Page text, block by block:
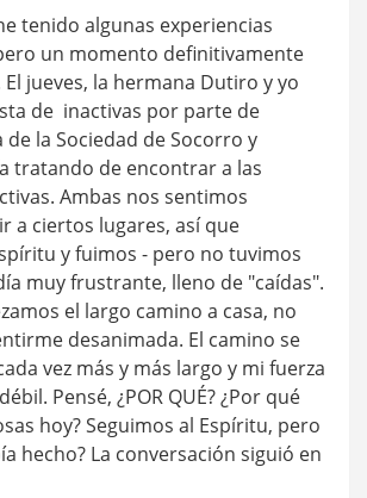
tenido algunas experiencias
un momento definitivamente
jueves, la hermana Dutiro y yo
de inactivas por parte de
la Sociedad de Socorro y
tratando de encontrar a las
Ambas nos sentimos
a ciertos lugares, así que
y fuimos - pero no tuvimos
muy frustrante, lleno de "caídas".
el largo camino a casa, no
desanimada. El camino se
vez más y más largo y mi fuerza
Pensé, ¿POR QUÉ? ¿Por qué
hoy? Seguimos al Espíritu, pero
hecho? La conversación siguió en